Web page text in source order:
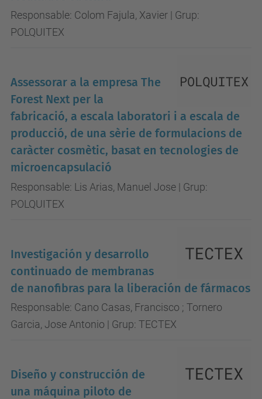
Responsable: Colom Fajula, Xavier | Grup:
POLQUITEX
Assessorar a la empresa The
Forest Next per la
fabricació, a escala laboratori i a escala de
producció, de una sèrie de formulacions de
caràcter cosmètic, basat en tecnologies de
microencapsulació
Responsable: Lis Arias, Manuel Jose | Grup:
POLQUITEX
Investigación y desarrollo
continuado de membranas
de nanofibras para la liberación de fármacos
Responsable: Cano Casas, Francisco ; Tornero
Garcia, Jose Antonio | Grup: TECTEX
Diseño y construcción de
una máquina piloto de